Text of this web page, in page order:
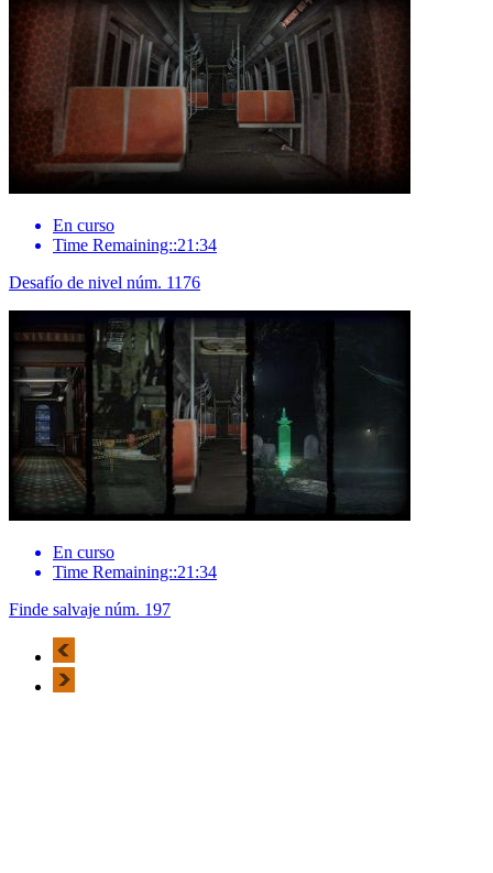
En curso
Time Remaining::21:34
Desafío de nivel núm. 1176
En curso
Time Remaining::21:34
Finde salvaje núm. 197